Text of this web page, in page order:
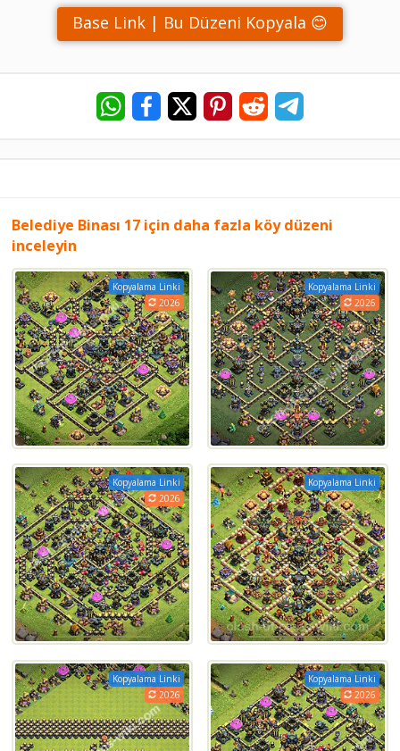
Base Link | Bu Düzeni Kopyala 😊
Belediye Binası 17 için daha fazla köy düzeni
inceleyin
Kopyalama Linki
2026
Kopyalama Linki
2026
Kopyalama Linki
2026
Kopyalama Linki
Kopyalama Linki
2026
Kopyalama Linki
2026